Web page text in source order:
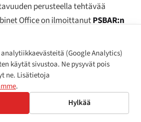
perusteella tehtävää
Office on ilmoittanutPSBAR:n
rahoitetuille yksityissektorin
sovittaminen WCAG
sen kiinni, ja selkeämpi
seurannan ja EHRC:n
Kolmanneksi,
Pohjois-Irlannin
(Google Analytics)
käytät sivustoa. Ne pysyvät pois
ne. Lisätietoja
.
Hylkää